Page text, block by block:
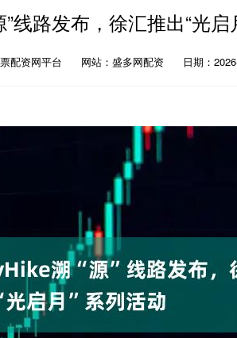
线路发布，徐汇推出“光启
配资网平台 网站：盛多网配资 日期：